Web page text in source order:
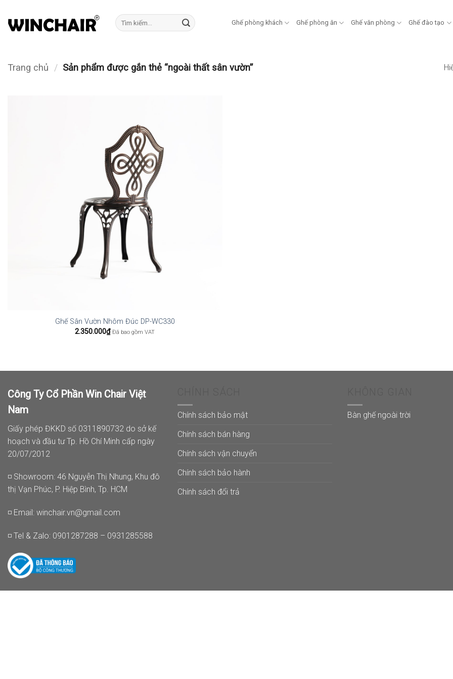
qua
Tìm
kiếm:
Ghế phòng khách Ghế phòng ăn Ghế văn phòng Ghế đào tạo
Trang chủ / Sản phẩm được gắn thẻ “ngoài thất sân vườn”
Ghế Sân Vườn Nhôm Đúc DP-WC330
2.350.000₫ Đã bao gồm VAT
Công Ty Cổ Phần Win Chair Việt
Nam
Giấy phép ĐKKD số 0311890732 do sở kế
hoạch và đầu tư Tp. Hồ Chí Minh cấp ngày
20/07/2012
◽ Showroom: 46 Nguyễn Thị Nhung, Khu đô
thị Vạn Phúc, P. Hiệp Bình, Tp. HCM
◽ Email: winchair.vn@gmail.com
◽ Tel & Zalo: 0901287288 – 0931285588
Chính sách bảo mật
Chính sách bán hàng
Chính sách vận chuyển
Chính sách bảo hành
Chính sách đổi trả
Bàn ghế ngoài trời